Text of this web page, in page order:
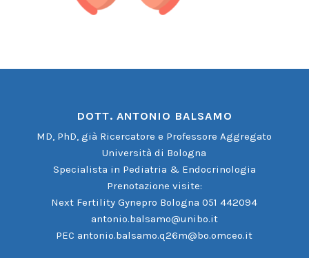
DOTT. ANTONIO BALSAMO
MD, PhD, già Ricercatore e Professore Aggregato
Università di Bologna
Specialista in Pediatria & Endocrinologia
Prenotazione visite:
Next Fertility Gynepro Bologna 051 442094
antonio.balsamo@unibo.it
PEC antonio.balsamo.q26m@bo.omceo.it